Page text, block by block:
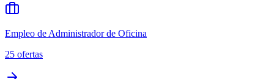
Empleo de Administrador de Oficina
25 ofertas